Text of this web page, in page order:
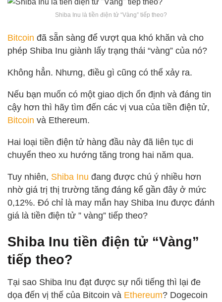
Shiba Inu là tiền điện tử “Vàng” tiếp theo?
Bitcoin đã sẵn sàng để vượt qua khó khăn và cho
phép Shiba Inu giành lấy trạng thái “vàng” của nó?
Không hẳn. Nhưng, điều gì cũng có thể xảy ra.
Nếu bạn muốn có một giao dịch ổn định và đáng tin
cậy hơn thì hãy tìm đến các vị vua của tiền điện tử,
Bitcoin và Ethereum.
Hai loại tiền điện tử hàng đầu này đã liên tục di
chuyển theo xu hướng tăng trong hai năm qua.
Tuy nhiên, Shiba Inu đang được chú ý nhiều hơn
nhờ giá trị thị trường tăng đáng kể gần đây ở mức
0,12%. Đó chỉ là may mắn hay Shiba Inu được đánh
giá là tiền điện tử ” vàng” tiếp theo?
Shiba Inu tiền điện tử “Vàng”
tiếp theo?
Tại sao Shiba Inu đạt được sự nổi tiếng thì lại đe
dọa đến vị thế của Bitcoin và Ethereum? Dogecoin